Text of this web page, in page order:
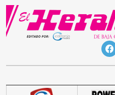
Skip
content